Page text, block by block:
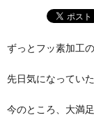
ずっとフッ素加工
先日気になっていた
今のところ、大満足